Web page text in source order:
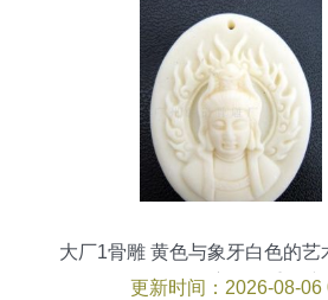
大厂1骨雕 黄色与象牙白色的艺
度的双重保障
更新时间：2026-08-06